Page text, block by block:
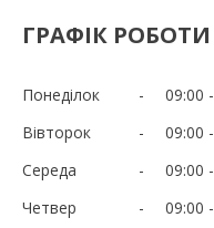
ГРАФІК РОБОТИ
Понеділок 09:00
Вівторок
09:00
Середа
09:00
Четвер
09:00